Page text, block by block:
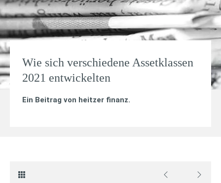
Wie sich verschiedene Assetklassen
2021 entwickelten
Ein Beitrag von heitzer finanz.